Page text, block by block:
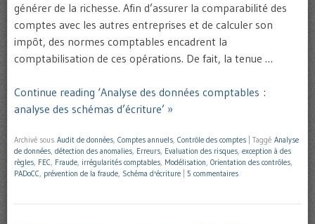
générer de la richesse. Afin d’assurer la comparabilité des
comptes avec les autres entreprises et de calculer son
impôt, des normes comptables encadrent la
comptabilisation de ces opérations. De fait, la tenue …
Continue reading ‘Analyse des données comptables :
analyse des schémas d’écriture’ »
Archivé sous Audit de données, Comptes annuels, Contrôle des comptes Taggé Analyse
de données, détection des anomalies, Erreurs, Evaluation des risques, exception à des
règles, FEC, Fraude, irrégularités comptables, Modélisation, Orientation des contrôles,
PADoCC, prévention de la fraude, Schéma d'écriture 5 commentaires